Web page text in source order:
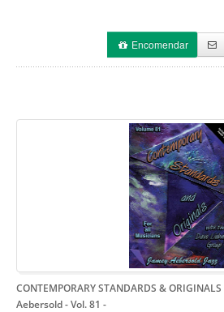
Encomendar
CONTEMPORARY STANDARDS &
Aebersold - Vol. 81 -